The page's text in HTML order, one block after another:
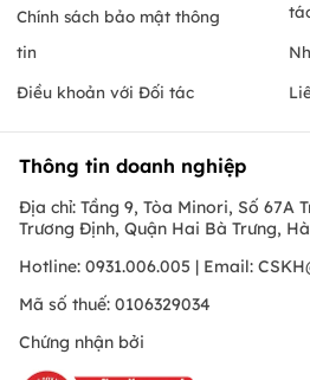
Chính sách bảo mật thông
tin
Điều khoản với Đối tác
Thông tin doanh nghiệp
Địa chỉ: Tầng 9, Tòa Minori, Số 67A
Trương Định, Quận Hai Bà Trưng,
Hotline: 0931.006.005 | Email:
Mã số thuế: 0106329034
Chứng nhận bởi